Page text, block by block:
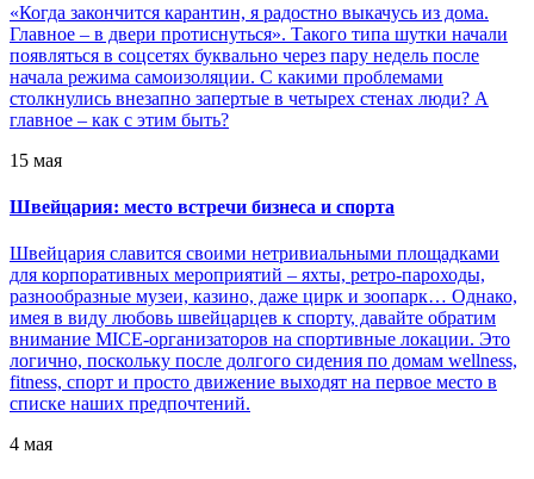
«Когда закончится карантин, я радостно выкачусь из дома.
Главное – в двери протиснуться». Такого типа шутки начали
появляться в соцсетях буквально через пару недель после
начала режима самоизоляции. С какими проблемами
столкнулись внезапно запертые в четырех стенах люди? А
главное – как с этим быть?
15 мая
Швейцария: место встречи бизнеса и спорта
Швейцария славится своими нетривиальными площадками
для корпоративных мероприятий – яхты, ретро-пароходы,
разнообразные музеи, казино, даже цирк и зоопарк… Однако,
имея в виду любовь швейцарцев к спорту, давайте обратим
внимание MICE-организаторов на спортивные локации. Это
логично, поскольку после долгого сидения по домам wellness,
fitness, спорт и просто движение выходят на первое место в
списке наших предпочтений.
4 мая